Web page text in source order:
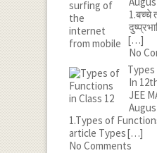
1.बच्चे
[…]
No
In
JEE
1.Types of
article Types[…]
No Comments